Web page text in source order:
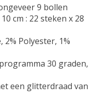
9 bollen
cm : 22 steken x 28
2% Polyester, 1%
30 graden,
een glitterdraad van